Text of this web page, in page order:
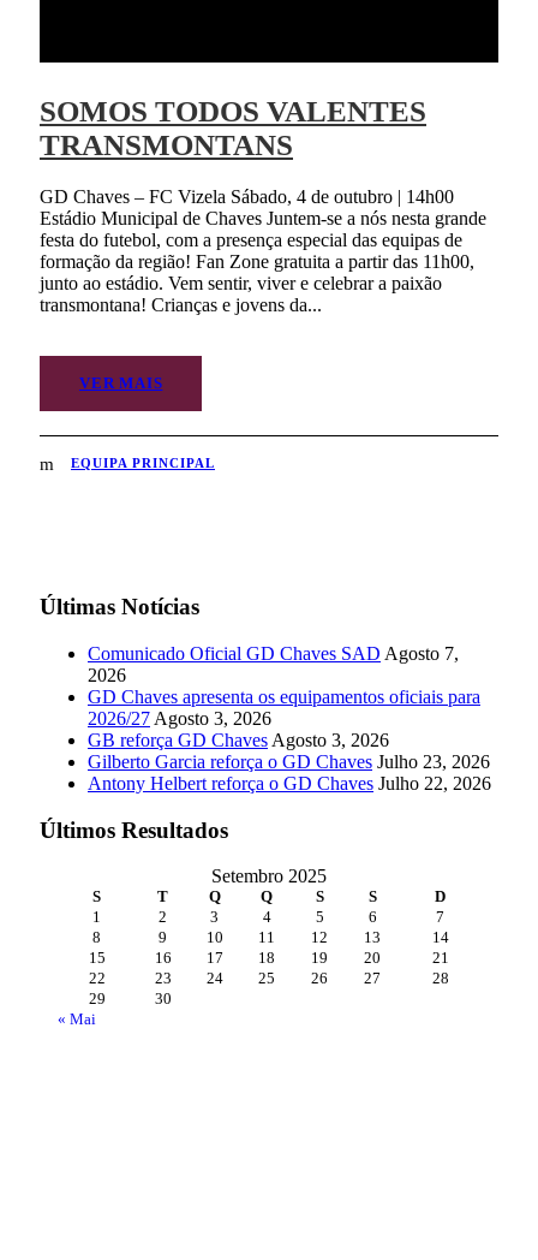
SOMOS TODOS VALENTES
TRANSMONTANS
GD Chaves – FC Vizela Sábado, 4 de outubro | 14h00
Estádio Municipal de Chaves Juntem-se a nós nesta grande
festa do futebol, com a presença especial das equipas de
formação da região! Fan Zone gratuita a partir das 11h00,
junto ao estádio. Vem sentir, viver e celebrar a paixão
transmontana! Crianças e jovens da...
VER MAIS
EQUIPA PRINCIPAL
Últimas Notícias
Comunicado Oficial GD Chaves SAD Agosto 7,
2026
GD Chaves apresenta os equipamentos oficiais para
2026/27 Agosto 3, 2026
GB reforça GD Chaves Agosto 3, 2026
Gilberto Garcia reforça o GD Chaves Julho 23, 2026
Antony Helbert reforça o GD Chaves Julho 22, 2026
Últimos Resultados
Setembro 2025
S T Q Q S S D
« Mai
1 2 3 4 5 6
7
8
9 10 11 12 13
14
15
16 17 18 19 20
21
22
23 24 25 26 27
28
29
30